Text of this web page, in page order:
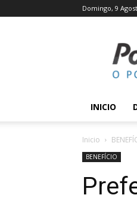
Domingo, 9
INICIO
Inicio
BENEFÍCIO